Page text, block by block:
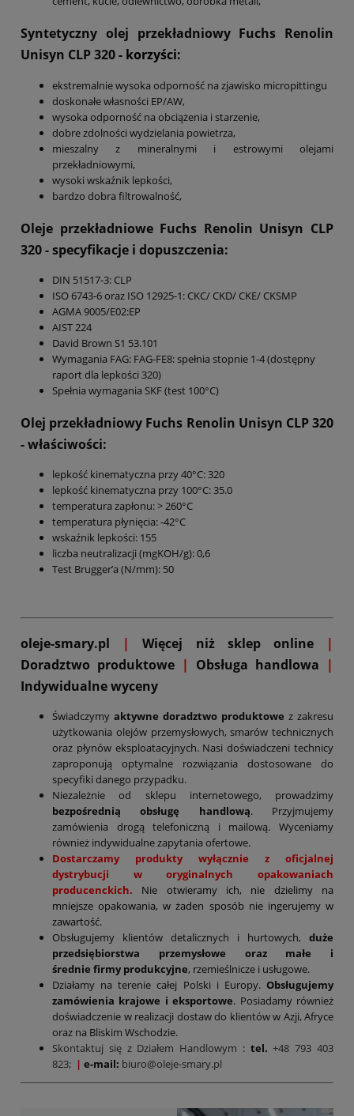
Syntetyczny olej przekładniowy Fuchs Renolin
Unisyn CLP 320- korzyści:
ekstremalnie wysoka odporność na zjawisko micropittingu
doskonałe własności EP/AW,
wysoka odporność na obciążenia i starzenie,
dobre zdolności wydzielania powietrza,
mieszalny z mineralnymi i estrowymi olejami
przekładniowymi,
wysoki wskaźnik lepkości,
bardzo dobra filtrowalność,
Oleje przekładniowe Fuchs Renolin Unisyn CLP
320- specyfikacje i dopuszczenia:
DIN 51517-3: CLP
ISO 6743-6 oraz ISO 12925-1: CKC/ CKD/ CKE/ CKSMP
AGMA 9005/E02:EP
AIST 224
David Brown S1 53.101
Wymagania FAG: FAG-FE8: spełnia stopnie 1-4 (dostępny
raport dla lepkości 320)
Spełnia wymagania SKF (test 100°C)
Olej przekładniowy Fuchs Renolin Unisyn CLP 320
- właściwości:
lepkość kinematyczna przy 40°C: 320
lepkość kinematyczna przy 100°C: 35.0
temperatura zapłonu: > 260°C
temperatura płynięcia: -42°C
wskaźnik lepkości: 155
liczba neutralizacji (mgKOH/g): 0,6
Test Brugger’a (N/mm): 50
oleje-smary.pl | Więcej niż sklep online
|
Doradztwo produktowe | Obsługa handlowa |
Indywidualne wyceny
Świadczymy aktywne doradztwo produktowe z zakresu
użytkowania olejów przemysłowych, smarów technicznych
oraz płynów eksploatacyjnych. Nasi doświadczeni technicy
zaproponują optymalne rozwiązania dostosowane do
specyfiki danego przypadku.
Niezależnie od sklepu internetowego, prowadzimy
bezpośrednią obsługę handlową. Przyjmujemy
zamówienia drogą telefoniczną i mailową. Wyceniamy
również indywidualne zapytania ofertowe.
Dostarczamy produkty wyłącznie z oficjalnej
dystrybucji w oryginalnych opakowaniach
producenckich. Nie otwieramy ich, nie dzielimy na
mniejsze opakowania, w żaden sposób nie ingerujemy w
zawartość.
Obsługujemy klientów detalicznych i hurtowych, duże
przedsiębiorstwa przemysłowe oraz małe i
średnie firmy produkcyjne, rzemieślnicze i usługowe.
Działamy na terenie całej Polski i Europy. Obsługujemy
zamówienia krajowe i eksportowe. Posiadamy również
doświadczenie w realizacji dostaw do klientów w Azji, Afryce
oraz na Bliskim Wschodzie.
Skontaktuj się z Działem Handlowym : tel.+48 793 403
823; | e-mail: biuro@oleje-smary.pl